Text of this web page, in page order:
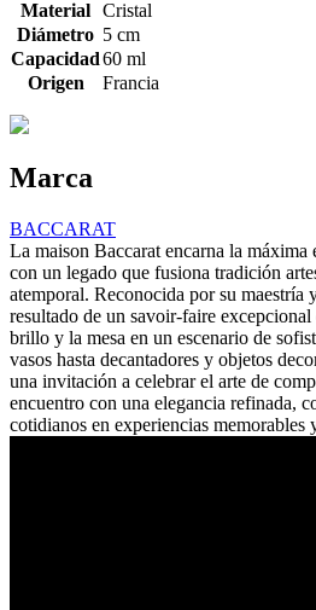
Material Cristal
Diámetro 5 cm
Capacidad60 ml
Origen
Francia
Marca
BACCARAT
La maison Baccarat encarna la máxima
con un legado que fusiona tradición
atemporal. Reconocida por su maestría
resultado de un savoir-faire
brillo y la mesa en un escenario de
vasos hasta decantadores y objetos
una invitación a celebrar el arte de
encuentro con una elegancia refinada,
cotidianos en experiencias memorables